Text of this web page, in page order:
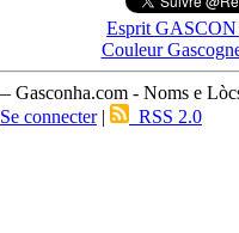
Esprit GASCON
Couleur
- Noms e
Se connecter| RSS 2.0